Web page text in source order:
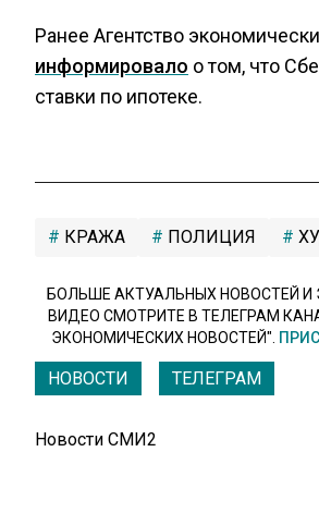
Ранее Агентство
информировало о том, что
ставки по ипотеке.
КРАЖА ПОЛИЦИЯ
БОЛЬШЕ АКТУАЛЬНЫХ НОВОСТЕЙ
ВИДЕО СМОТРИТЕ В ТЕЛЕГРАМ
ЭКОНОМИЧЕСКИХ НОВОСТЕЙ".
НОВОСТИ ТЕЛЕГРАМ
Новости СМИ2